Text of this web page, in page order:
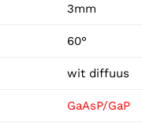
3mm
60°
wit diffuus
GaAsP/GaP